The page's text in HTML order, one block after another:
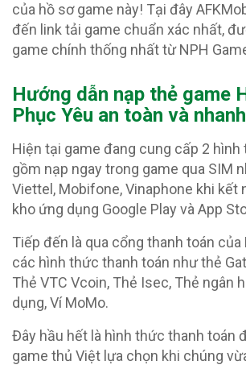
của hồ sơ game này! Tại đây
đến link tải game chuẩn xác nhất,
game chính thống nhất từ NPH
Hướng dẫn nạp thẻ game
Phục Yêu an toàn và
Hiện tại game đang cung cấp 2
gồm nạp ngay trong game qua SIM
Viettel, Mobifone, Vinaphone khi kết
kho ứng dụng Google Play và App
Tiếp đến là qua cổng thanh toán của
các hình thức thanh toán như thẻ
Thẻ VTC Vcoin, Thẻ Isec, Thẻ ngân
dụng, Ví MoMo.
Đây hầu hết là hình thức thanh toán
game thủ Việt lựa chọn khi chúng